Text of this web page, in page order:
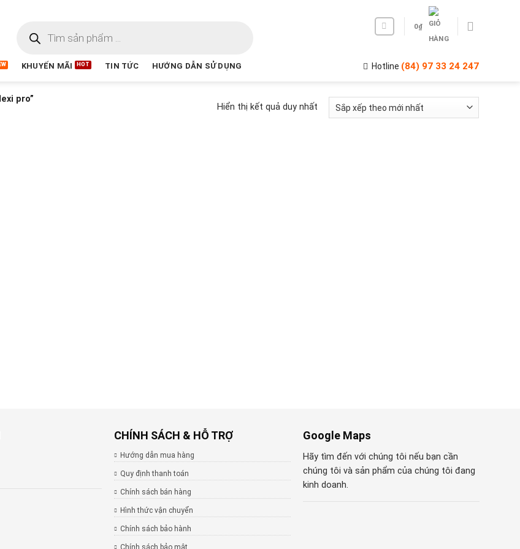
0₫
KHUYẾN MÃI TIN TỨC HƯỚNG DẪN SỬ DỤNG Hotline (84) 97 33 24 247
pro”
Hiển thị kết quả duy nhất
CHÍNH SÁCH & HỖ TRỢ
Hướng dẫn mua hàng
Quy định thanh toán
Chính sách bán hàng
Hình thức vận chuyển
Chính sách bảo hành
Chính sách bảo mật
Google Maps
Hãy tìm đến với chúng tôi nếu bạn cần
chúng tôi và sản phẩm của chúng tôi đang
kinh doanh.